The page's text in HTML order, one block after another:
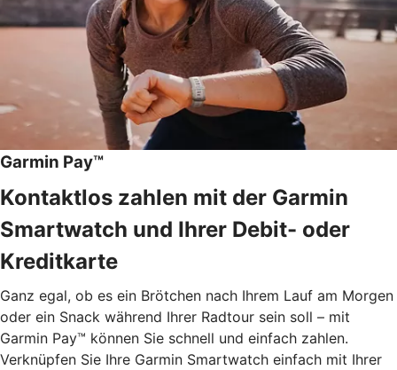
Garmin Pay™
Kontaktlos zahlen mit der Garmin
Smartwatch und Ihrer Debit- oder
Kreditkarte
Ganz egal, ob es ein Brötchen nach Ihrem Lauf am Morgen
oder ein Snack während Ihrer Radtour sein soll – mit
Garmin Pay™ können Sie schnell und einfach zahlen.
Verknüpfen Sie Ihre Garmin Smartwatch einfach mit Ihrer